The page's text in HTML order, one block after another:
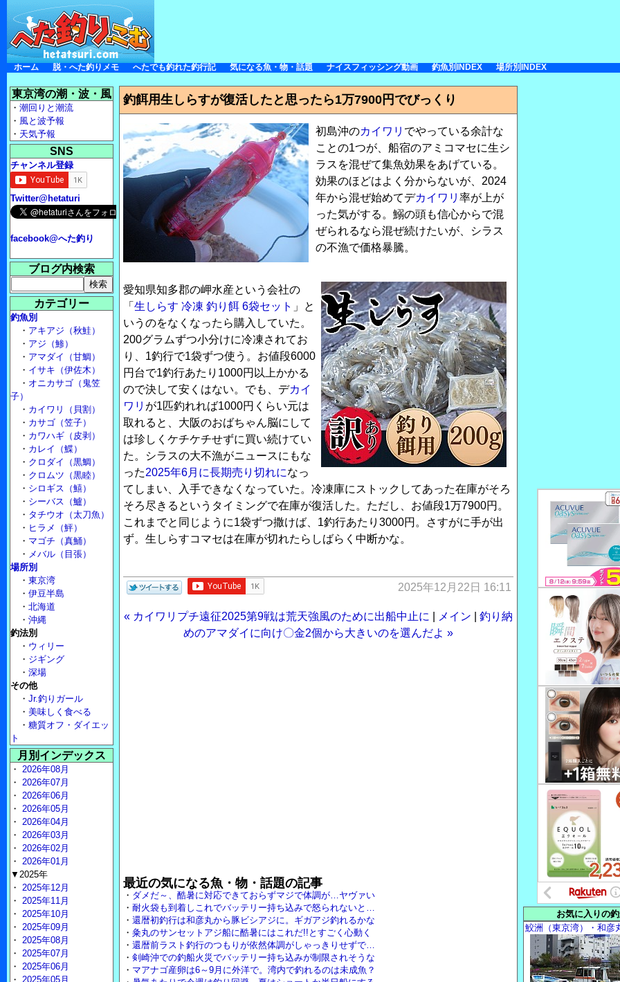
ホーム 脱・へた釣りメモ へたでも釣れた釣行記 気になる魚・物・話題 ナイスフィッシング動画 釣魚別INDEX 場所別INDEX
釣餌用生しらすが復活したと思ったら1万7900円でびっくり
初島沖のカイワリ でやっている余計な
ことの1つが、船宿のアミコマセに生シ
ラスを混ぜて集魚効果をあげている。
効果のほどはよく分からないが、2024
年から混ぜ始めてデカイワリ 率が上が
った気がする。鰯の頭も信心からで混
ぜられるなら混ぜ続けたいが、シラス
の不漁で価格暴騰。
愛知県知多郡の岬水産という会社の
「 生しらす 冷凍 釣り餌 6袋セット 」と
いうのをなくなったら購入していた。
200グラムずつ小分けに冷凍されてお
り、1釣行で1袋ずつ使う。お値段6000
円台で1釣行あたり1000円以上かかる
ので決して安くはない。でも、デカイ
ワリ が1匹釣れれば1000円くらい元は
取れると、大阪のおばちゃん脳にして
は珍しくケチケチせずに買い続けてい
た。シラスの大不漁がニュースにもな
った2025年6月に長期売り切れになっ
てしまい、入手できなくなっていた。冷凍庫にストックしてあった在庫がそろ
そろ尽きるというタイミングで在庫が復活した。ただし、お値段1万7900円。
これまでと同じように1袋ずつ撒けば、1釣行あたり3000円。さすがに手が出
ず。生しらすコマセは在庫が切れたらしばらく中断かな。
2025年12月22日 16:11
« カイワリプチ遠征2025第9戦は荒天強風のために出船中止に メイン
釣り納
めのアマダイに向け〇金2個から大きいのを選んだよ »
最近の気になる魚・物・話題の記事
・ ダメだ～、酷暑に対応できておらずマジで体調が…ヤヴァい
・ 耐火袋も到着しこれでバッテリー持ち込みで怒られないと…
・ 還暦初釣行は和彦丸から豚ビシアジに。ギガアジ釣れるかな
・ 粂丸のサンセットアジ船に酷暑にはこれだ!!とすごく心動く
・ 還暦前ラスト釣行のつもりが依然体調がしゃっきりせずで…
・ 剣崎沖での釣船火災でバッテリー持ち込みが制限されそうな
・ マアナゴ産卵は6～9月に外洋で。湾内で釣れるのは未成魚？
東京湾の潮・波・風
・ 潮回りと潮流
・ 風と波予報
・ 天気予報
SNS
チャンネル登録
Twitter@hetaturi
facebook@へた釣り
ブログ内検索
カテゴリー
釣魚別
・ アキアジ（秋鮭）
・ アジ（鯵）
・ アマダイ（甘鯛）
・ イサキ（伊佐木）
・ オニカサゴ（鬼笠
子）
・ カイワリ（貝割）
・ カサゴ（笠子）
・ カワハギ（皮剥）
・ カレイ（鰈）
・ クロダイ（黒鯛）
・ クロムツ（黒睦）
・ シロギス（鱚）
・ シーバス（鱸）
・ タチウオ（太刀魚）
・ ヒラメ（鮃）
・ マゴチ（真鯒）
・ メバル（目張）
場所別
・ 東京湾
・ 伊豆半島
・ 北海道
・ 沖縄
釣法別
・ ウィリー
・ ジギング
・ 深場
その他
・ Jr.釣りガール
・ 美味しく食べる
・ 糖質オフ・ダイエッ
ト
月別インデックス
・ 2026年08月
・ 2026年07月
・ 2026年06月
・ 2026年05月
・ 2026年04月
・ 2026年03月
・ 2026年02月
・ 2026年01月
▼2025年
・ 2025年12月
・ 2025年11月
・ 2025年10月
・ 2025年09月
・ 2025年08月
・ 2025年07月
・ 2025年06月
・ 2025年05月
お気に入りの
鮫洲（東京湾）・和彦